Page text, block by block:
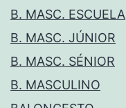
B. MASC. ESCUELA
B. MASC. JÚNIOR
B. MASC. SÉNIOR
B. MASCULINO